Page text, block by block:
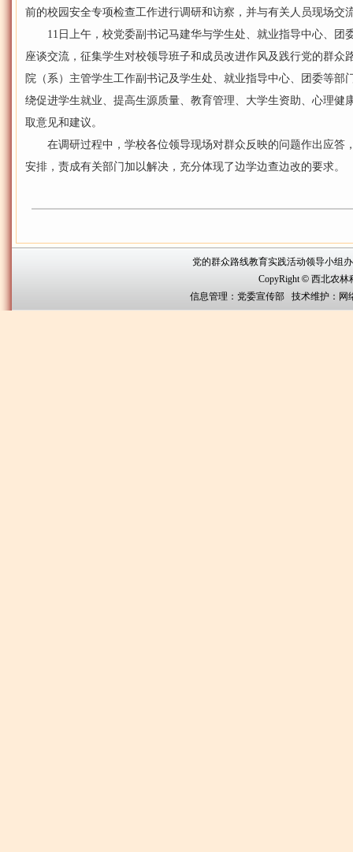
前的校园安全专项检查工作进行调研和访察，并与有关人员现场交
11日上午，校党委副书记马建华与学生处、就业指导中心、团
座谈交流，征集学生对校领导班子和成员改进作风及践行党的群众
院（系）主管学生工作副书记及学生处、就业指导中心、团委等部
绕促进学生就业、提高生源质量、教育管理、大学生资助、心理健
取意见和建议。
在调研过程中，学校各位领导现场对群众反映的问题作出应答
安排，责成有关部门加以解决，充分体现了边学边查边改的要求。
党的群众路线教育实践活动领导小组
CopyRight© 西北农林
信息管理：党委宣传部 技术维护：网